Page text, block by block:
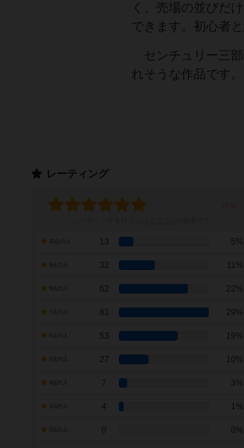
く、売場の並びだ
できます。初心者
センチュリー三部
れそうな作品です。
レーティング
13 5%
32 11%
62 22%
7点の人 81 29%
53 19%
27 10%
7 3%
4 1%
0 0%